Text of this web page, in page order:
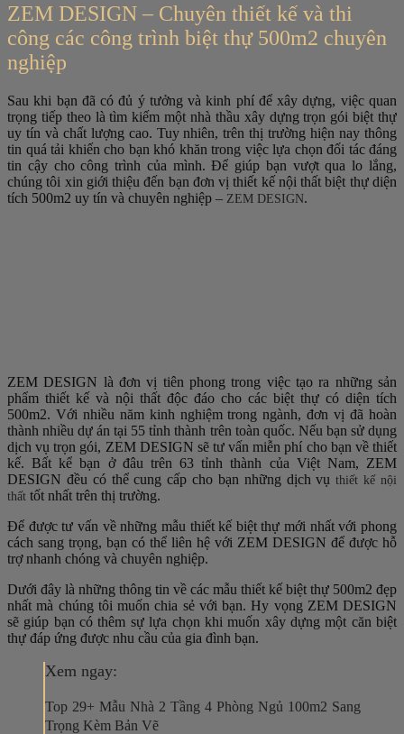
ZEM DESIGN – Chuyên thiết kế và thi
công các công trình biệt thự 500m2 chuyên
nghiệp
Sau khi bạn đã có đủ ý tưởng và kinh phí để xây dựng, việc quan
trọng tiếp theo là tìm kiếm một nhà thầu xây dựng trọn gói biệt thự
uy tín và chất lượng cao. Tuy nhiên, trên thị trường hiện nay thông
tin quá tải khiến cho bạn khó khăn trong việc lựa chọn đối tác đáng
tin cậy cho công trình của mình. Để giúp bạn vượt qua lo lắng,
chúng tôi xin giới thiệu đến bạn đơn vị thiết kế nội thất biệt thự diện
tích 500m2 uy tín và chuyên nghiệp – ZEM DESIGN.
ZEM DESIGN là đơn vị tiên phong trong việc tạo ra những sản
phẩm thiết kế và nội thất độc đáo cho các biệt thự có diện tích
500m2. Với nhiều năm kinh nghiệm trong ngành, đơn vị đã hoàn
thành nhiều dự án tại 55 tỉnh thành trên toàn quốc. Nếu bạn sử dụng
dịch vụ trọn gói, ZEM DESIGN sẽ tư vấn miễn phí cho bạn về thiết
kế. Bất kể bạn ở đâu trên 63 tỉnh thành của Việt Nam, ZEM
DESIGN đều có thể cung cấp cho bạn những dịch vụthiết kế nội
thất tốt nhất trên thị trường.
Để được tư vấn về những mẫu thiết kế biệt thự mới nhất với phong
cách sang trọng, bạn có thể liên hệ với ZEM DESIGN để được hỗ
trợ nhanh chóng và chuyên nghiệp.
Dưới đây là những thông tin về các mẫu thiết kế biệt thự 500m2 đẹp
nhất mà chúng tôi muốn chia sẻ với bạn. Hy vọng ZEM DESIGN
sẽ giúp bạn có thêm sự lựa chọn khi muốn xây dựng một căn biệt
thự đáp ứng được nhu cầu của gia đình bạn.
Xem ngay:
Top 29+ Mẫu Nhà 2 Tầng 4 Phòng Ngủ 100m2 Sang
Trọng Kèm Bản Vẽ